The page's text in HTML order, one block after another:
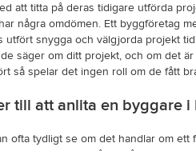
att titta på deras tidigare utförda
några omdömen. Ett byggföretag
snygga och välgjorda projekt
säger om ditt projekt, och om det
så spelar det ingen roll om de fått
till att anlita en byggare i
ofta tydligt se om det handlar om